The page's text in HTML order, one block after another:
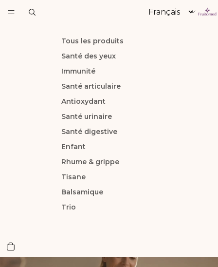
Tous les produits
Santé des yeux
Immunité
Santé articulaire
Antioxydant
Santé urinaire
Santé digestive
Enfant
Rhume & grippe
Tisane
Balsamique
Trio
Langue